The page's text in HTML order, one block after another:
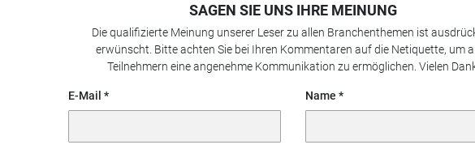
SAGEN SIE UNS IHRE MEINUNG
Die qualifizierte Meinung unserer Leser zu allen Branchenthemen ist
erwünscht. Bitte achten Sie bei Ihren Kommentaren auf die Netiquette, um
Teilnehmern eine angenehme Kommunikation zu ermöglichen. Vielen
E-Mail Name